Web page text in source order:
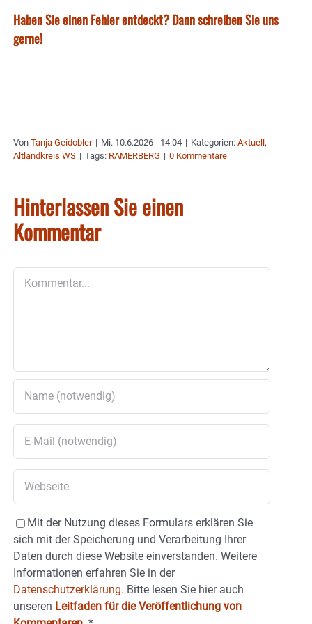
Haben Sie einen Fehler entdeckt? Dann schreiben Sie uns
gerne!
Von Tanja Geidobler | Mi. 10.6.2026 - 14:04 | Kategorien: Aktuell,
Altlandkreis WS | Tags: RAMERBERG | 0 Kommentare
Hinterlassen Sie einen
Kommentar
Mit der Nutzung dieses Formulars erklären Sie
sich mit der Speicherung und Verarbeitung Ihrer
Daten durch diese Website einverstanden. Weitere
Informationen erfahren Sie in der
Datenschutzerklärung. Bitte lesen Sie hier auch
unseren Leitfaden für die Veröffentlichung von